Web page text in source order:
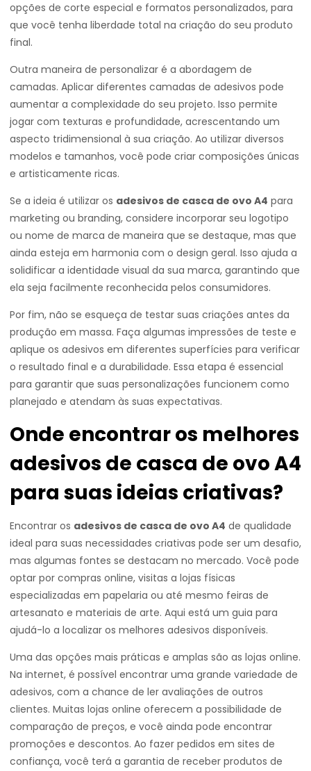
opções de corte especial e formatos personalizados, para
que você tenha liberdade total na criação do seu produto
final.
Outra maneira de personalizar é a abordagem de
camadas. Aplicar diferentes camadas de adesivos pode
aumentar a complexidade do seu projeto. Isso permite
jogar com texturas e profundidade, acrescentando um
aspecto tridimensional à sua criação. Ao utilizar diversos
modelos e tamanhos, você pode criar composições únicas
e artisticamente ricas.
Se a ideia é utilizar os adesivos de casca de ovo A4 para
marketing ou branding, considere incorporar seu logotipo
ou nome de marca de maneira que se destaque, mas que
ainda esteja em harmonia com o design geral. Isso ajuda a
solidificar a identidade visual da sua marca, garantindo que
ela seja facilmente reconhecida pelos consumidores.
Por fim, não se esqueça de testar suas criações antes da
produção em massa. Faça algumas impressões de teste e
aplique os adesivos em diferentes superfícies para verificar
o resultado final e a durabilidade. Essa etapa é essencial
para garantir que suas personalizações funcionem como
planejado e atendam às suas expectativas.
Onde encontrar os melhores
adesivos de casca de ovo A4
para suas ideias criativas?
Encontrar os adesivos de casca de ovo A4 de qualidade
ideal para suas necessidades criativas pode ser um desafio,
mas algumas fontes se destacam no mercado. Você pode
optar por compras online, visitas a lojas físicas
especializadas em papelaria ou até mesmo feiras de
artesanato e materiais de arte. Aqui está um guia para
ajudá-lo a localizar os melhores adesivos disponíveis.
Uma das opções mais práticas e amplas são as lojas online.
Na internet, é possível encontrar uma grande variedade de
adesivos, com a chance de ler avaliações de outros
clientes. Muitas lojas online oferecem a possibilidade de
comparação de preços, e você ainda pode encontrar
promoções e descontos. Ao fazer pedidos em sites de
confiança, você terá a garantia de receber produtos de